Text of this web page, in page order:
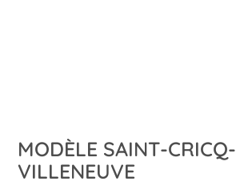
MODÈLE SAINT-CRICQ-
VILLENEUVE